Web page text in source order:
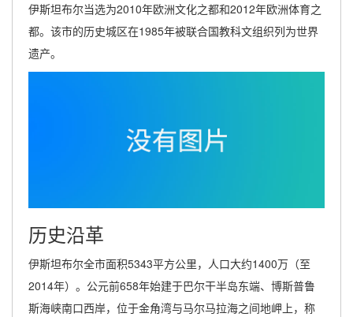
伊斯坦布尔当选为2010年欧洲文化之都和2012年欧洲体育之
都。该市的历史城区在1985年被联合国教科文组织列为世界
遗产。
历史沿革
伊斯坦布尔全市面积5343平方公里，人口大约1400万（至
2014年）。公元前658年始建于巴尔干半岛东端、博斯普鲁
斯海峡南口西岸，位于金角湾与马尔马拉海之间地岬上，称